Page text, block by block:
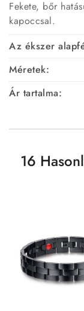
Fekete, bőr
kapoccsal.
Az ékszer
Méretek:
Ár tartalma:
16